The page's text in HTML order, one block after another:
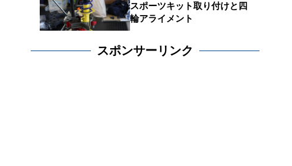
スポーツキット取り付けと四
輪アライメント
スポンサーリンク